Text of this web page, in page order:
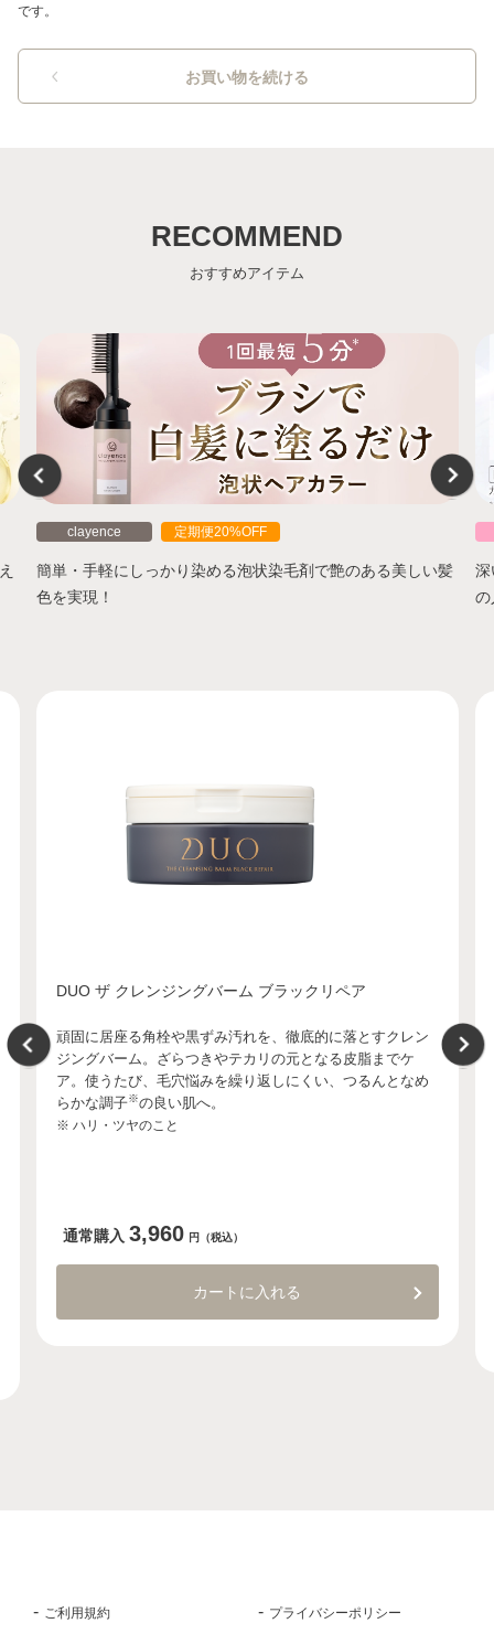
です。
お買い物を続ける
RECOMMEND
おすすめアイテム
clayence 定期便20%OFF
簡単・手軽にしっかり染める泡状染毛剤で艶のある美しい髪
色を実現！
深
の
DUO ザ クレンジングバーム ブラックリペア
頑固に居座る角栓や黒ずみ汚れを、徹底的に落とすクレン
ジングバーム。ざらつきやテカリの元となる皮脂までケ
ア。使うたび、毛穴悩みを繰り返しにくい、つるんとなめ
らかな調子※の良い肌へ。
※ ハリ・ツヤのこと
通常購入 3,960 円（税込）
カートに入れる
ご利用規約 プライバシーポリシー